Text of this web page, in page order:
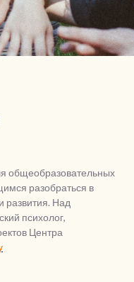
общеобразовательных
разобраться в
развития. Над
психолог,
Центра